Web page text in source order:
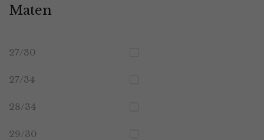
Maten
27/30
27/34
28/34
29/30